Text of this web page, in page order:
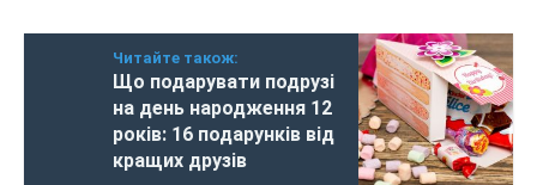
Читайте також:
Що подарувати подрузі
на день народження 12
років: 16 подарунків від
кращих друзів